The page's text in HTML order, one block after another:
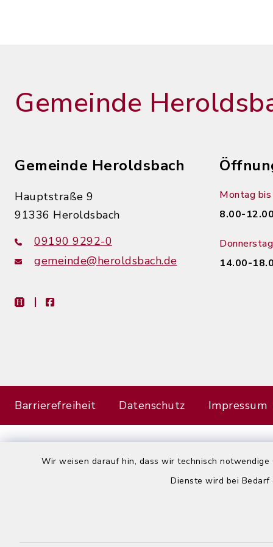
Wir weisen darauf hin, dass wir technisch
Dienste wird bei
Gemeinde
Gemeinde Heroldsbach
Hauptstraße 9
91336 Heroldsbach
09190 9292-0
gemeinde@heroldsbach.de
heimat-infofacebook
Montag
8.00-
14.00-
Barrierefreiheit Datenschutz Impressum